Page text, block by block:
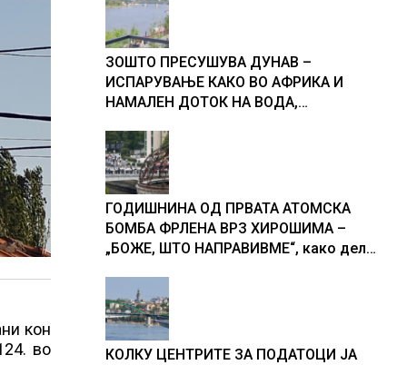
кон
во
ЗОШТО ПРЕСУШУВА ДУНАВ –
ИСПАРУВАЊЕ КАКО ВО АФРИКА И
НАМАЛЕН ДОТОК НА ВОДА,
Србија
ГОДИШНИНА ОД ПРВАТА АТОМСКА
БОМБА ФРЛЕНА ВРЗ ХИРОШИМА –
„БОЖЕ, ШТО НАПРАВИВМЕ“, како дел
учесниците во бомбардирањето го
доживуваа овој настан што го
промени текот на историјата
КОЛКУ ЦЕНТРИТЕ ЗА ПОДАТОЦИ ЈА